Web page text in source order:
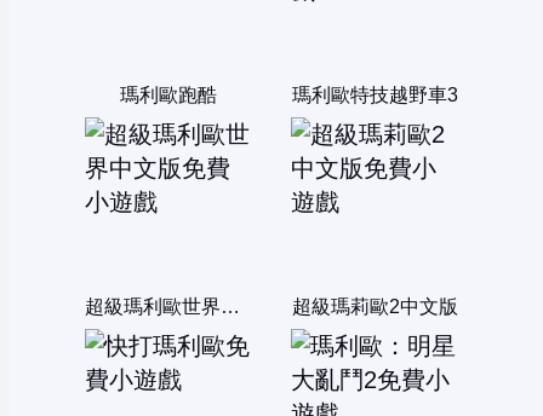
瑪利歐跑酷 瑪利歐特技越野車3
超級瑪利歐世界中文版 超級瑪莉歐2中文版